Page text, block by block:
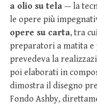
a olio su tela— la
le opere più
opere su carta, tra
preparatori a matita e
prevedeva la
poi elaborati in
dimostra il disegno
Fondo Ashby,